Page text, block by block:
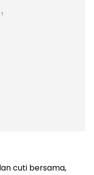
cuti bersama,